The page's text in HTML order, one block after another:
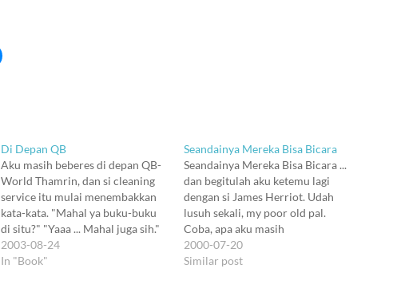
Di Depan QB
Aku masih beberes di depan QB-
World Thamrin, dan si cleaning
service itu mulai menembakkan
kata-kata. "Mahal ya buku-buku
di situ?" "Yaaa ... Mahal juga sih."
(Bokek juga lah kalo sering ke sini.
Kalo nggak gara2 dendam sama
2003-08-24
In "Book"
Seandainya Mereka Bisa Bicara
Seandainya Mereka Bisa Bicara ...
dan begitulah aku ketemu lagi
dengan si James Herriot. Udah
lusuh sekali, my poor old pal.
Coba, apa aku masih
membacanya dengan kacamata
yang sama dengan tahun-tahun
2000-07-20
Similar post